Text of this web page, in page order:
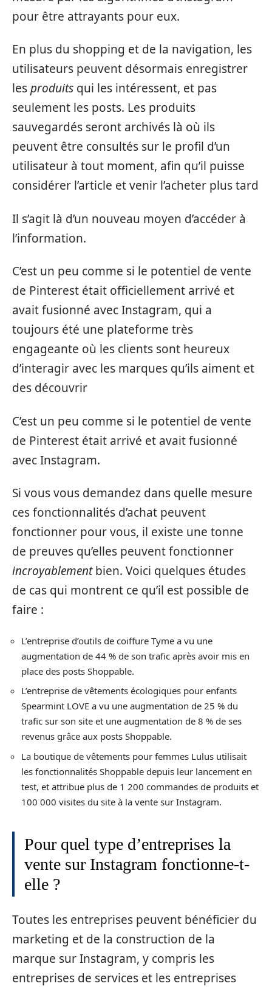
pour être attrayants pour eux.
En plus du shopping et de la navigation, les
utilisateurs peuvent désormais enregistrer
lesproduits qui les intéressent, et pas
seulement les posts. Les produits
sauvegardés seront archivés là où ils
peuvent être consultés sur le profil d’un
utilisateur à tout moment, afin qu’il puisse
considérer l’article et venir l’acheter plus tard
Il s’agit là d’un nouveau moyen d’accéder à
l’information.
C’est un peu comme si le potentiel de vente
de Pinterest était officiellement arrivé et
avait fusionné avec Instagram, qui a
toujours été une plateforme très
engageante où les clients sont heureux
d’interagir avec les marques qu’ils aiment et
des découvrir
C’est un peu comme si le potentiel de vente
de Pinterest était arrivé et avait fusionné
avec Instagram.
Si vous vous demandez dans quelle mesure
ces fonctionnalités d’achat peuvent
fonctionner pour vous, il existe une tonne
de preuves qu’elles peuvent fonctionner
incroyablementbien. Voici quelques études
de cas qui montrent ce qu’il est possible de
faire :
L’entreprise d’outils de coiffure Tyme a vu une
augmentation de 44 % de son trafic après avoir mis en
place des posts Shoppable.
L’entreprise de vêtements écologiques pour enfants
Spearmint LOVE a vu une augmentation de 25 % du
trafic sur son site et une augmentation de 8 % de ses
revenus grâce aux posts Shoppable.
La boutique de vêtements pour femmes Lulus utilisait
les fonctionnalités Shoppable depuis leur lancement en
test, et attribue plus de 1 200 commandes de produits et
100 000 visites du site à la vente sur Instagram.
Pour quel type d’entreprises la
vente sur Instagram fonctionne-t-
elle ?
Toutes les entreprises peuvent bénéficier du
marketing et de la construction de la
marque sur Instagram, y compris les
entreprises de services et les entreprises